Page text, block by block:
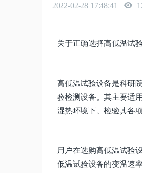
2022-02-28 17:48:41
关于正确选择高低温试
高低温试验设备是科研
验检测设备。其主要适
湿热环境下、检验其各
用户在选购高低温试验
低温试验设备的变温速